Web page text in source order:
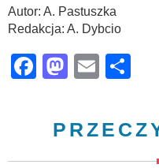
Autor: A. Pastuszka
Redakcja: A. Dybcio
Facebook
Email